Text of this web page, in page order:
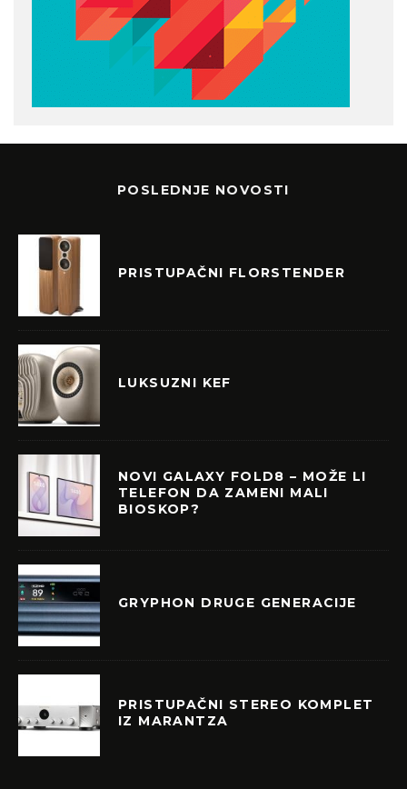
POSLEDNJE NOVOSTI
PRISTUPAČNI FLORSTENDER
LUKSUZNI KEF
NOVI GALAXY FOLD8 – MOŽE LI
TELEFON DA ZAMENI MALI
BIOSKOP?
GRYPHON DRUGE GENERACIJE
PRISTUPAČNI STEREO KOMPLET
IZ MARANTZA